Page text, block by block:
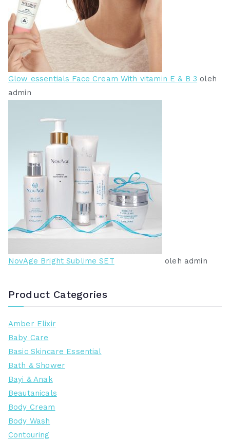
Glow essentials Face Cream With vitamin E & B 3 oleh
admin
NovAge Bright Sublime SET oleh admin
Product Categories
Amber Elixir
Baby Care
Basic Skincare Essential
Bath & Shower
Bayi & Anak
Beautanicals
Body Cream
Body Wash
Contouring